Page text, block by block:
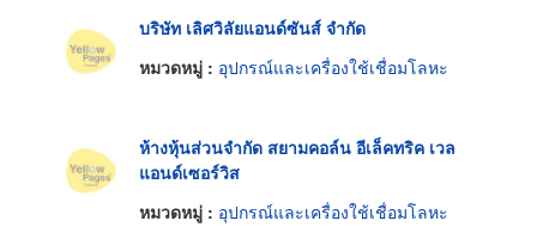
บริษัท เลิศวิลัยแอนด์ซันส์ จำกัด
หมวดหมู่ : อุปกรณ์และเครื่องใช้เชื่อมโลหะ
ห้างหุ้นส่วนจำกัด สยามคอล์น อีเล็คทริค เวล
แอนด์เซอร์วิส
หมวดหมู่ : อุปกรณ์และเครื่องใช้เชื่อมโลหะ